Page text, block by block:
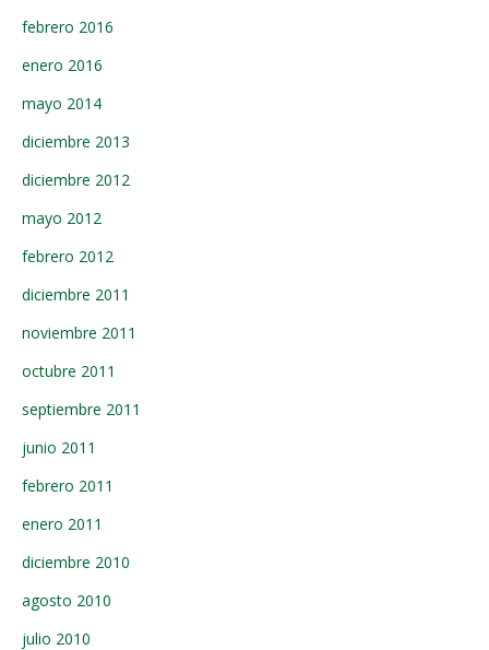
febrero 2016
enero 2016
mayo 2014
diciembre 2013
diciembre 2012
mayo 2012
febrero 2012
diciembre 2011
noviembre 2011
octubre 2011
septiembre 2011
junio 2011
febrero 2011
enero 2011
diciembre 2010
agosto 2010
julio 2010